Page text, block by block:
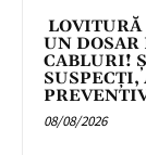
UN DOSAR
CABLURI!
SUSPECȚI,
08/08/2026